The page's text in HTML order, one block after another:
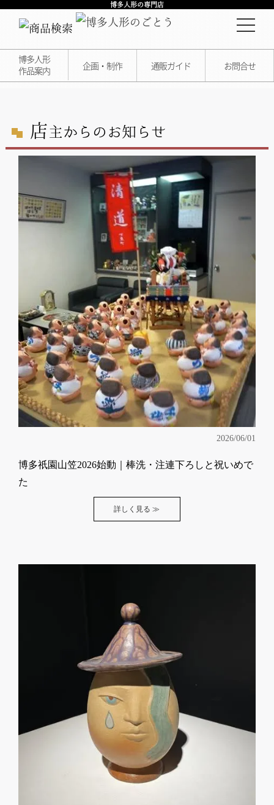
博多人形の専門店
博多人形
作品案内
企画・制作 通販ガイド お問合せ
店主からのお知らせ
2026/06/01
博多祇園山笠2026始動｜棒洗・注連下ろしと祝いめで
た
詳しく見る ≫